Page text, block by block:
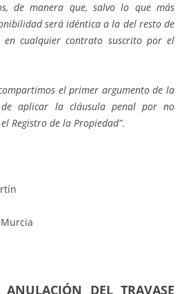
de manera que, salvo lo que más
será idéntica a la del resto de
en cualquier contrato suscrito por el
el primer argumento de la
aplicar la cláusula penal por no
Registro de la Propiedad”.
ANULACIÓN DEL TRAVASE